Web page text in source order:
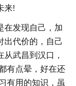
来!
在发现自己，加
出代价的，自己
武昌到汉口，
有点晕，好在还
有用的知识，虽